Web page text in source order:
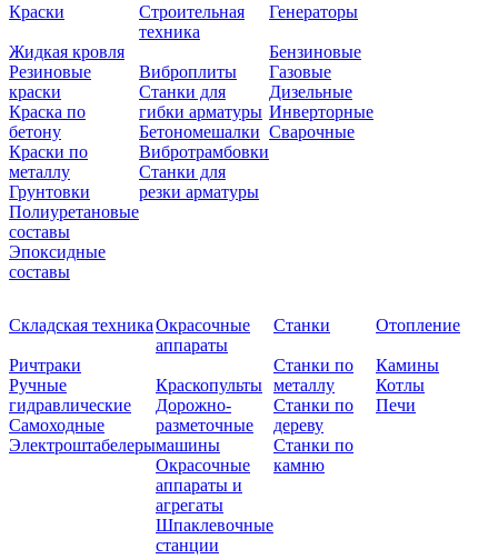
Краски
Жидкая кровля
Резиновые
краски
Краска по
бетону
Краски по
металлу
Грунтовки
Полиуретановые
составы
Эпоксидные
составы
Строительная
техника
Виброплиты
Станки для
гибки арматуры
Бетономешалки
Вибротрамбовки
Станки для
резки арматуры
Генераторы
Бензиновые
Газовые
Дизельные
Инверторные
Сварочные
Складская техника
Ричтраки
Ручные
гидравлические
Самоходные
Электроштабелеры
Окрасочные
аппараты
Краскопульты
Дорожно-
разметочные
машины
Окрасочные
аппараты и
агрегаты
Шпаклевочные
станции
Станки
Станки по
металлу
Станки по
дереву
Станки по
камню
Отопление
Камины
Котлы
Печи